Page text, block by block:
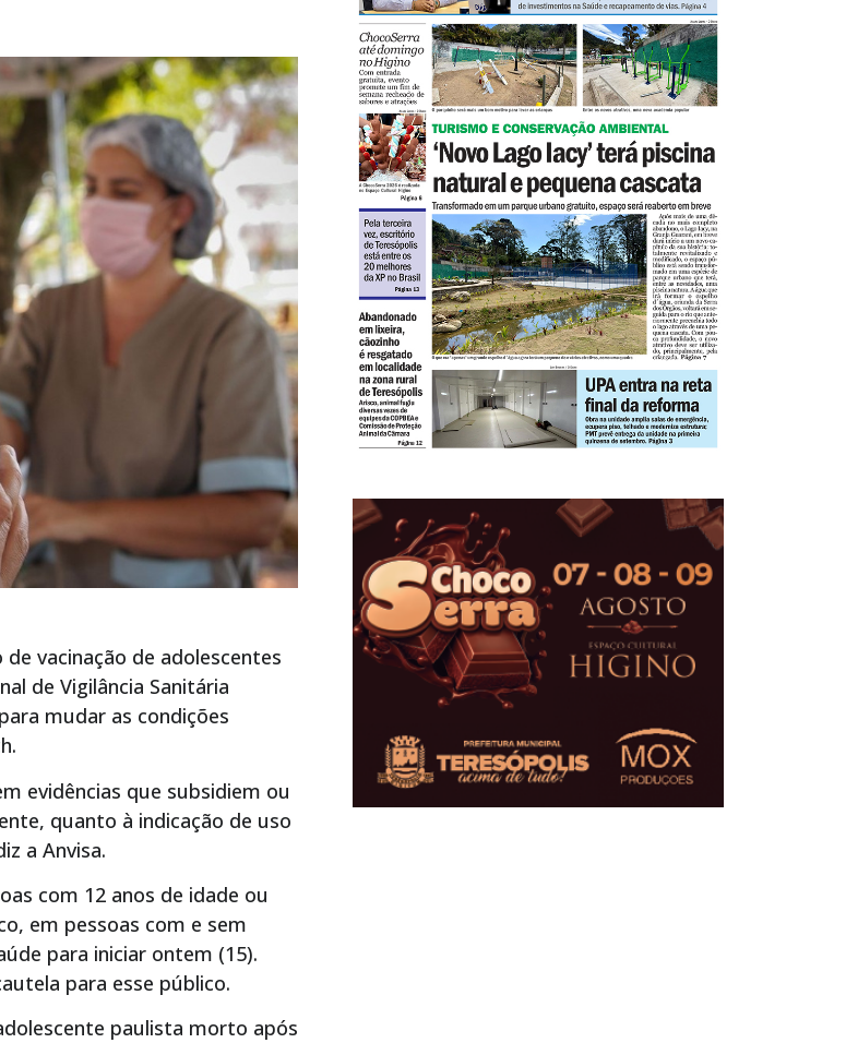
vacinação de adolescentes
de Vigilância Sanitária
mudar as condições
evidências que subsidiem ou
quanto à indicação de uso
a Anvisa.
com 12 anos de idade ou
em pessoas com e sem
para iniciar ontem (15).
para esse público.
paulista morto após